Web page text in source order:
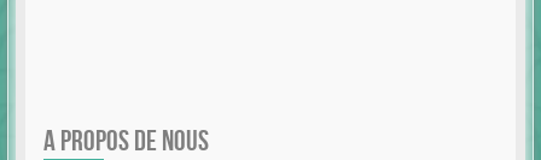
A PROPOS DE NOUS